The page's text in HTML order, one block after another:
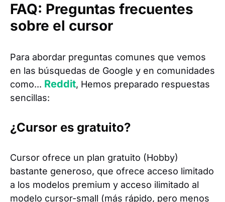
FAQ: Preguntas frecuentes
sobre el cursor
Para abordar preguntas comunes que vemos
en las búsquedas de Google y en comunidades
como... Reddit, Hemos preparado respuestas
sencillas:
¿Cursor es gratuito?
Cursor ofrece un plan gratuito (Hobby)
bastante generoso, que ofrece acceso limitado
a los modelos premium y acceso ilimitado al
modelo cursor-small (más rápido, pero menos